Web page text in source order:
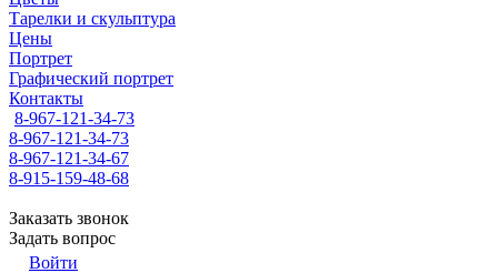
Тарелки и скульптура
Цены
Портрет
Графический портрет
Контакты
8-967-121-34-73
8-967-121-34-73
8-967-121-34-67
8-915-159-48-68
Заказать звонок
Задать вопрос
Войти